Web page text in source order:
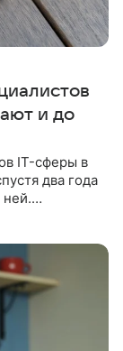
и до
IT-сферы в
два года
ней.